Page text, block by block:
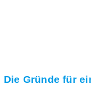
Die Gründe für